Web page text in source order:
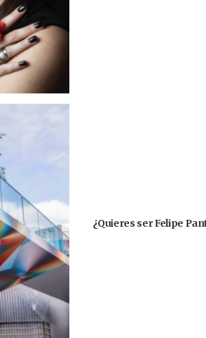
¿Quieres ser Felipe